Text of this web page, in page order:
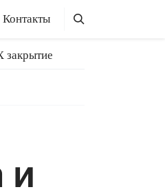
Контакты Поиск
Поиск
закрытие
и